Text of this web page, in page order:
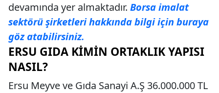
devamında yer almaktadır. Borsa imalat
sektörü şirketleri hakkında bilgi için buraya
göz atabilirsiniz.
ERSU GIDA KIMIN ORTAKLIK YAPISI
NASIL?
Ersu Meyve ve Gıda Sanayi A.Ş 36.000.000 TL